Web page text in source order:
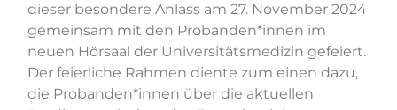
dieser besondere Anlass am 27. November 2024
gemeinsam mit den Probanden*innen im
neuen Hörsaal der Universitätsmedizin gefeiert.
Der feierliche Rahmen diente zum einen dazu,
die Probanden*innen über die aktuellen